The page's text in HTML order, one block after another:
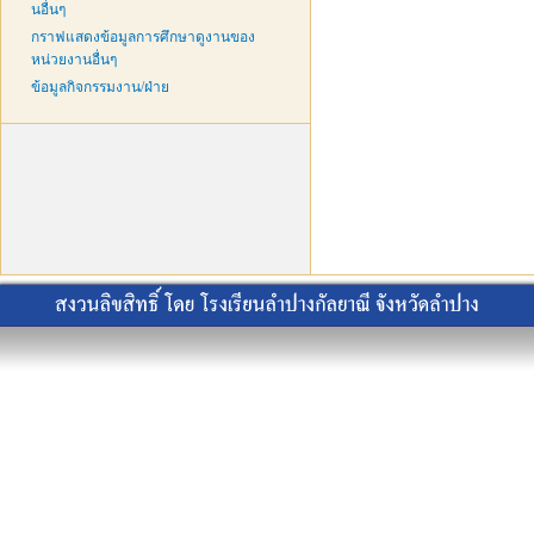
นอื่นๆ
กราฟแสดงข้อมูลการศึกษาดูงานของ
หน่วยงานอื่นๆ
ข้อมูลกิจกรรมงาน/ฝ่าย